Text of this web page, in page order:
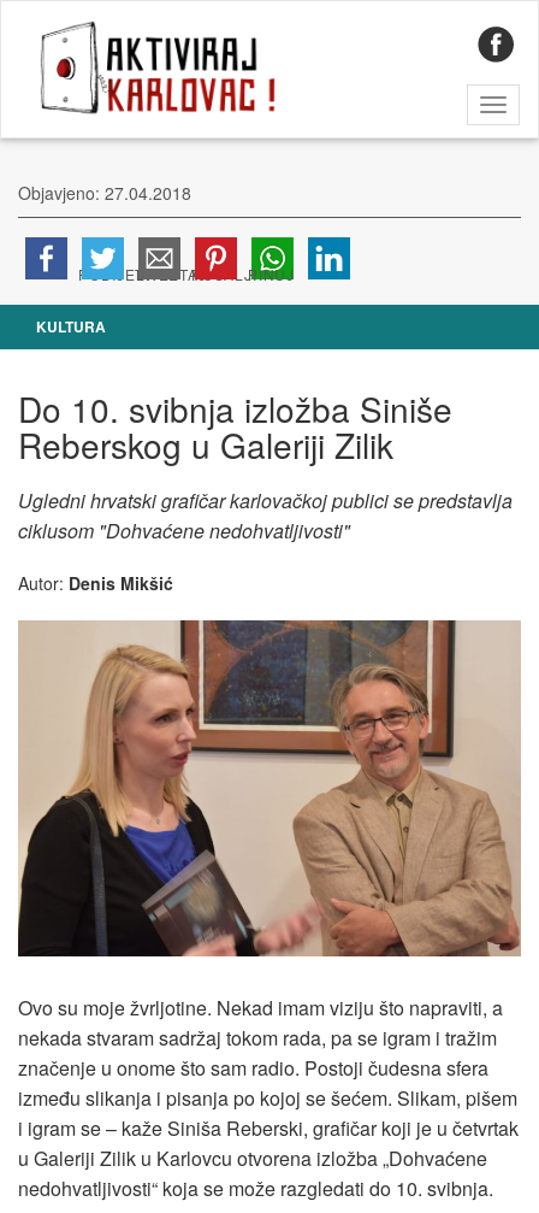
Objavjeno: 27.04.2018
KULTURA
Do 10. svibnja izložba Siniše
Reberskog u Galeriji Zilik
Ugledni hrvatski grafičar karlovačkoj publici se predstavlja
ciklusom "Dohvaćene nedohvatljivosti"
Autor: Denis Mikšić
Ovo su moje žvrljotine. Nekad imam viziju što napraviti, a
nekada stvaram sadržaj tokom rada, pa se igram i tražim
značenje u onome što sam radio. Postoji čudesna sfera
između slikanja i pisanja po kojoj se šećem. Slikam, pišem
i igram se – kaže Siniša Reberski, grafičar koji je u četvrtak
u Galeriji Zilik u Karlovcu otvorena izložba „Dohvaćene
nedohvatljivosti“ koja se može razgledati do 10. svibnja.